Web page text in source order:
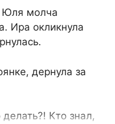
Юля молча
Ира окликнула
дернула за
Кто знал,